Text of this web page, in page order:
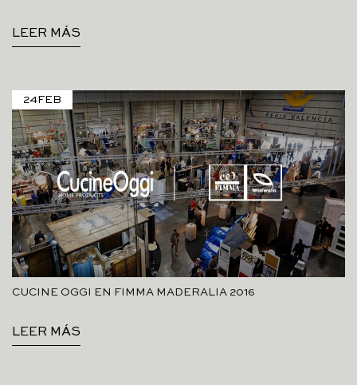
LEER MÁS
CUCINE OGGI EN FIMMA MADERALIA 2016
LEER MÁS
24 FEB